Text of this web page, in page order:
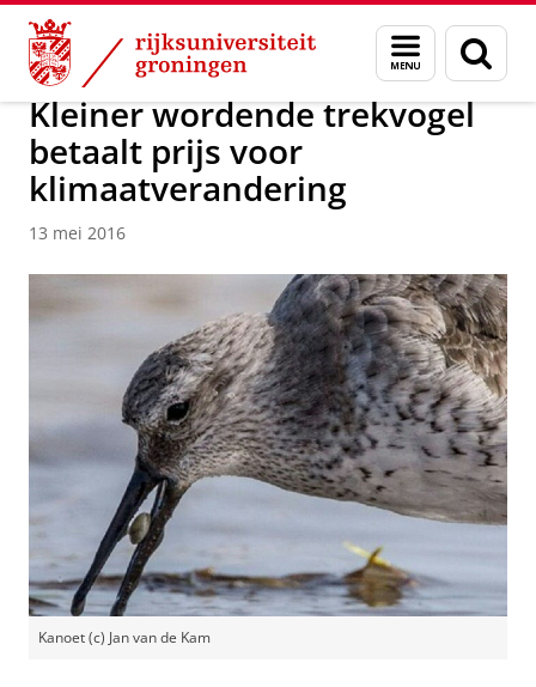
Skip
Content
Skip
Navigation
Menu
en
zoeken
Over ons Actueel Nieuws Nieuwsberichten
Kleiner wordende trekvogel
betaalt prijs voor
klimaatverandering
13 mei 2016
Kanoet (c) Jan van de Kam